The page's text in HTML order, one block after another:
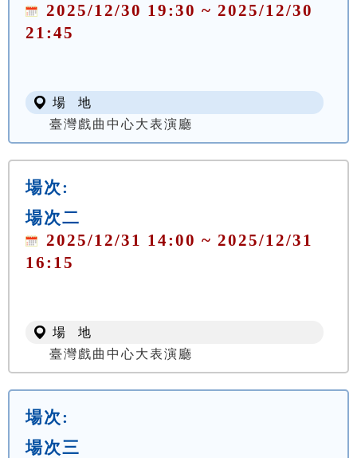
2025/12/30 19:30 ~ 2025/12/30
21:45
場 地
臺灣戲曲中心大表演廳
場次:
場次二
2025/12/31 14:00 ~ 2025/12/31
16:15
場 地
臺灣戲曲中心大表演廳
場次:
場次三